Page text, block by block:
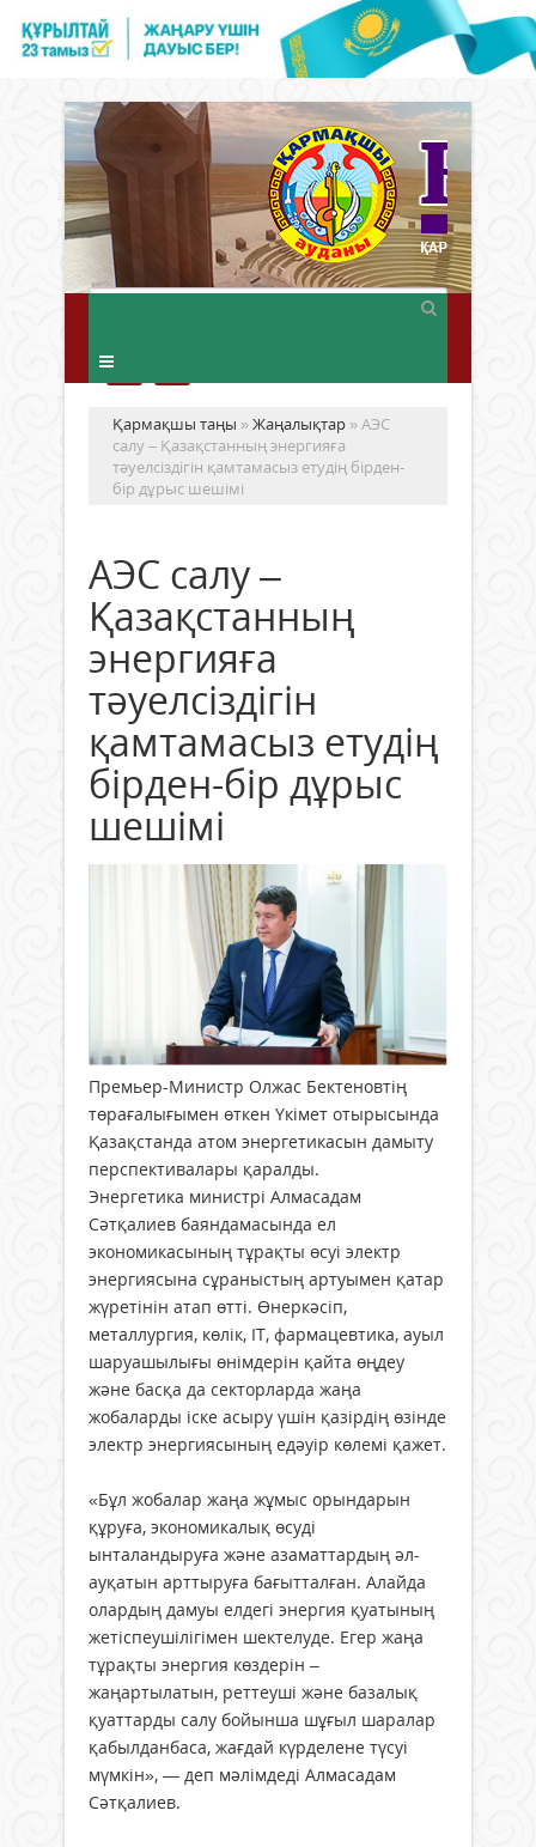
Қармақшы таңы »Жаңалықтар » АЭС
салу – Қазақстанның энергияға
тәуелсіздігін қамтамасыз етудің бірден-
бір дұрыс шешімі
АЭС салу –
Қазақстанның
энергияға
тәуелсіздігін
қамтамасыз етудің
бірден-бір дұрыс
шешімі
Премьер-Министр Олжас Бектеновтің
төрағалығымен өткен Үкімет отырысында
Қазақстанда атом энергетикасын дамыту
перспективалары қаралды.
Энергетика министрі Алмасадам
Сәтқалиев баяндамасында ел
экономикасының тұрақты өсуі электр
энергиясына сұраныстың артуымен қатар
жүретінін атап өтті. Өнеркәсіп,
металлургия, көлік, IT, фармацевтика, ауыл
шаруашылығы өнімдерін қайта өңдеу
және басқа да секторларда жаңа
жобаларды іске асыру үшін қазірдің өзінде
электр энергиясының едәуір көлемі қажет.
«Бұл жобалар жаңа жұмыс орындарын
құруға, экономикалық өсуді
ынталандыруға және азаматтардың әл-
ауқатын арттыруға бағытталған. Алайда
олардың дамуы елдегі энергия қуатының
жетіспеушілігімен шектелуде. Егер жаңа
тұрақты энергия көздерін –
жаңартылатын, реттеуші және базалық
қуаттарды салу бойынша шұғыл шаралар
қабылданбаса, жағдай күрделене түсуі
мүмкін», — деп мәлімдеді Алмасадам
Сәтқалиев.